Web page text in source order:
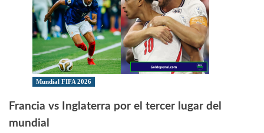
Mundial FIFA 2026
Francia vs Inglaterra por el tercer lugar del
mundial